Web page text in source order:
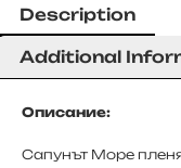
Description
Additional
Описание:
Сапунът Море